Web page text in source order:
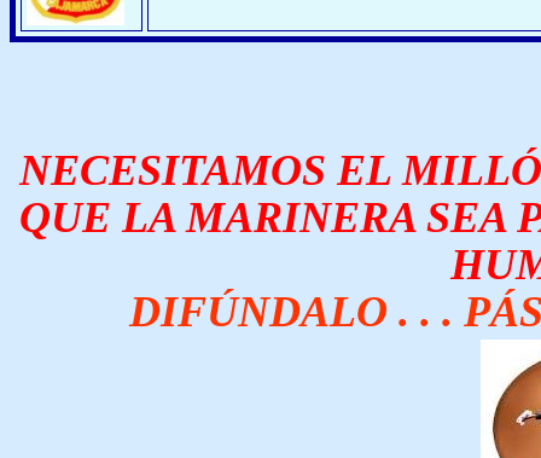
NECESITAMOS EL
QUE LA MARINERA SEA
DIFÚNDALO . . .